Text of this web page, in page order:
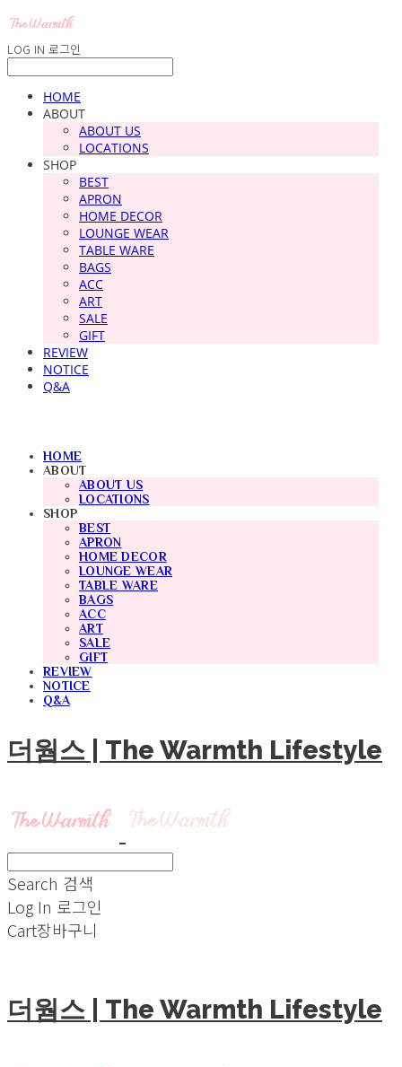
LOG IN 로그인
HOME
ABOUT
ABOUT US
LOCATIONS
SHOP
BEST
APRON
HOME DECOR
LOUNGE WEAR
TABLE WARE
BAGS
ACC
ART
SALE
GIFT
REVIEW
NOTICE
Q&A
HOME
ABOUT
ABOUT US
LOCATIONS
SHOP
BEST
APRON
HOME DECOR
LOUNGE WEAR
TABLE WARE
BAGS
ACC
ART
SALE
GIFT
REVIEW
NOTICE
Q&A
더웜스 | The Warmth Lifestyle
Search 검색
Log In 로그인
Cart장바구니
더웜스 | The Warmth Lifestyle